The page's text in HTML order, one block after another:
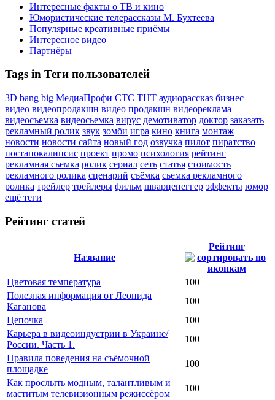
Интересные факты о ТВ и кино
Юмористические телерассказы М. Бухтеева
Популярные креативные приёмы
Интересное видео
Партнёры
Tags in Теги пользователей
3D bang big МедиаПрофи СТС ТНТ аудиорассказ бизнес
видео видеопродакшн видео продакшн видеореклама
видеосъемка видеосьемка вирус демотиватор доктор заказать
рекламный ролик звук зомби игра кино книга монтаж
новости новости сайта новый год озвучка пилот пиратство
постапокалипсис проект промо психология рейтинг
рекламная сьемка ролик сериал сеть статья стоимость
рекламного ролика сценарий съёмка сьемка рекламного
ролика трейлер трейлеры фильм шварценеггер эффекты юмор
ещё теги
Рейтинг статей
Название
Рейтинг
Цветовая температура
100
Полезная информация от Леонида
Каганова
100
Цепочка
100
Карьера в видеоиндустрии в Украине/
России. Часть 1.
100
Правила поведения на съёмочной
площадке
100
Как прослыть модным, талантливым и
маститым телевизионным режиссёром
100